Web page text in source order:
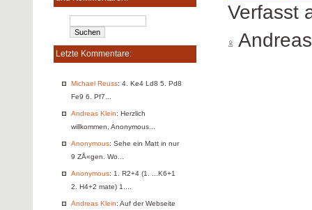
Letzte Kommentare:
Michael Reuss: 4. Ke4 Ld8 5. Pd8
Fe9 6. Pf7...
Andreas Klein: Herzlich
willkommen, Anonymous...
Anonymous: Sehe ein Matt in nur
9 ZÅ«gen. Wo...
Anonymous: 1. R2+4 (1. ...K6+1
2. H4+2 mate) 1....
Andreas Klein: Auf der Webseite
Verfasst